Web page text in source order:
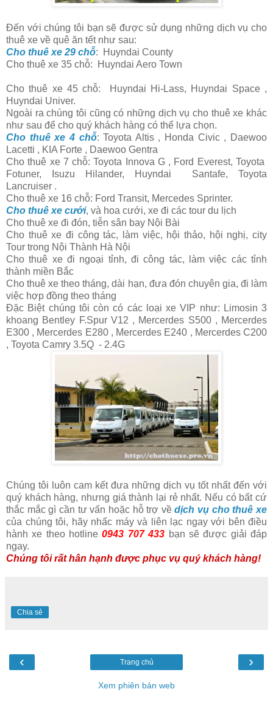
Đến với chúng tôi bạn sẽ được sử dụng những dịch vụ cho
thuê xe về quê ăn tết như sau:
Cho thuê xe 29 chỗ: Huyndai County
Cho thuê xe 35 chỗ: Huyndai Aero Town
Cho thuê xe 45 chỗ: Huyndai Hi-Lass, Huyndai Space ,
Huyndai Univer.
Ngoài ra chúng tôi cũng có những dịch vụ cho thuê xe khác
như sau để cho quý khách hàng có thể lựa chọn.
Cho thuê xe 4 chỗ: Toyota Altis , Honda Civic , Daewoo
Lacetti , KIA Forte , Daewoo Gentra
Cho thuê xe 7 chỗ: Toyota Innova G , Ford Everest, Toyota
Fotuner, Isuzu Hilander, Huyndai Santafe, Toyota
Lancruiser .
Cho thuê xe 16 chỗ: Ford Transit, Mercedes Sprinter.
Cho thuê xe cưới, và hoa cưới, xe đi các tour du lịch
Cho thuê xe đi đón, tiễn sân bay Nội Bài
Cho thuê xe đi công tác, làm việc, hội thảo, hội nghị, city
Tour trong Nội Thành Hà Nội
Cho thuê xe đi ngoại tỉnh, đi công tác, làm việc các tỉnh
thành miền Bắc
Cho thuê xe theo tháng, dài hạn, đưa đón chuyên gia, đi làm
việc hợp đồng theo tháng
Đặc Biệt chúng tôi còn có các loại xe VIP như: Limosin 3
khoang Bentley F.Spur V12 , Mercerdes S500 , Mercerdes
E300 , Mercerdes E280 , Mercerdes E240 , Mercerdes C200
, Toyota Camry 3.5Q - 2.4G
Chúng tôi luôn cam kết đưa những dịch vụ tốt nhất đến với
quý khách hàng, nhưng giá thành lại rẻ nhất. Nếu có bất cứ
thắc mắc gì cần tư vấn hoặc hỗ trợ vềdịch vụ cho thuê xe
của chúng tôi, hãy nhấc máy và liên lạc ngay với bên điều
hành xe theo hotline0943 707 433 bạn sẽ được giải đáp
ngay.
Chúng tôi rất hân hạnh được phục vụ quý khách hàng!
Chia sẻ
‹ ›
Trang chủ
Xem phiên bản web